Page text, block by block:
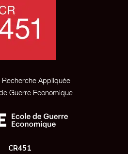
Appliquée
Guerre Economique
CR451